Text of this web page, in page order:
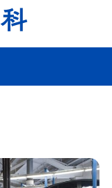
7項目｜外すべ